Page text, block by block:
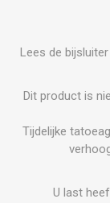
Lees de
Dit product is
Tijdelijke
U last